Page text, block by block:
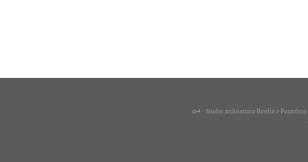
Studio architettura Bordin e